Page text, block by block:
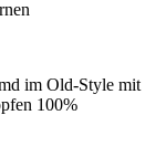
im Old-Style mit
100%